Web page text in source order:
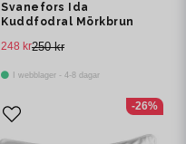
Svanefors Ida
Kuddfodral Mörkbrun
250 kr
248 kr
I webblager - 4-8 dagar
-26%